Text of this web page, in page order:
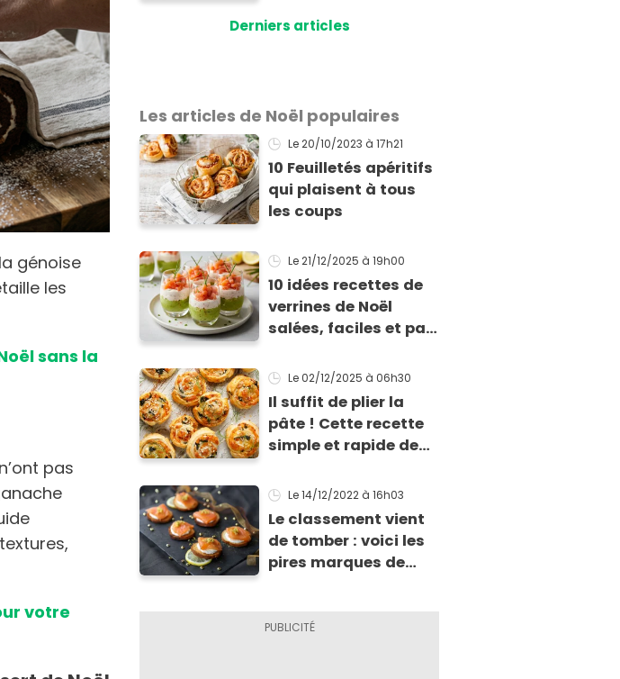
génoise
les
sans la
pas
votre
Derniers articles
Les articles de Noël populaires
Le 20/10/2023 à 17h21
10 Feuilletés apéritifs
qui plaisent à tous
les coups
Le 21/12/2025 à 19h00
10 idées recettes de
verrines de Noël
salées, faciles et pas
Le 02/12/2025 à 06h30
Il suffit de plier la
pâte ! Cette recette
simple et rapide de
sauver pour l’apéritif
de Noël
Le 14/12/2022 à 16h03
Le classement vient
de tomber : voici les
pires marques de
consommateurs